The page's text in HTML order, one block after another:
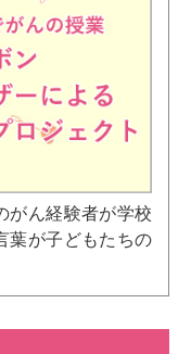
がん経験者が学校
葉が子どもたちの